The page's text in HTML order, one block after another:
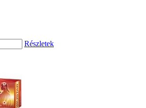
Részletek